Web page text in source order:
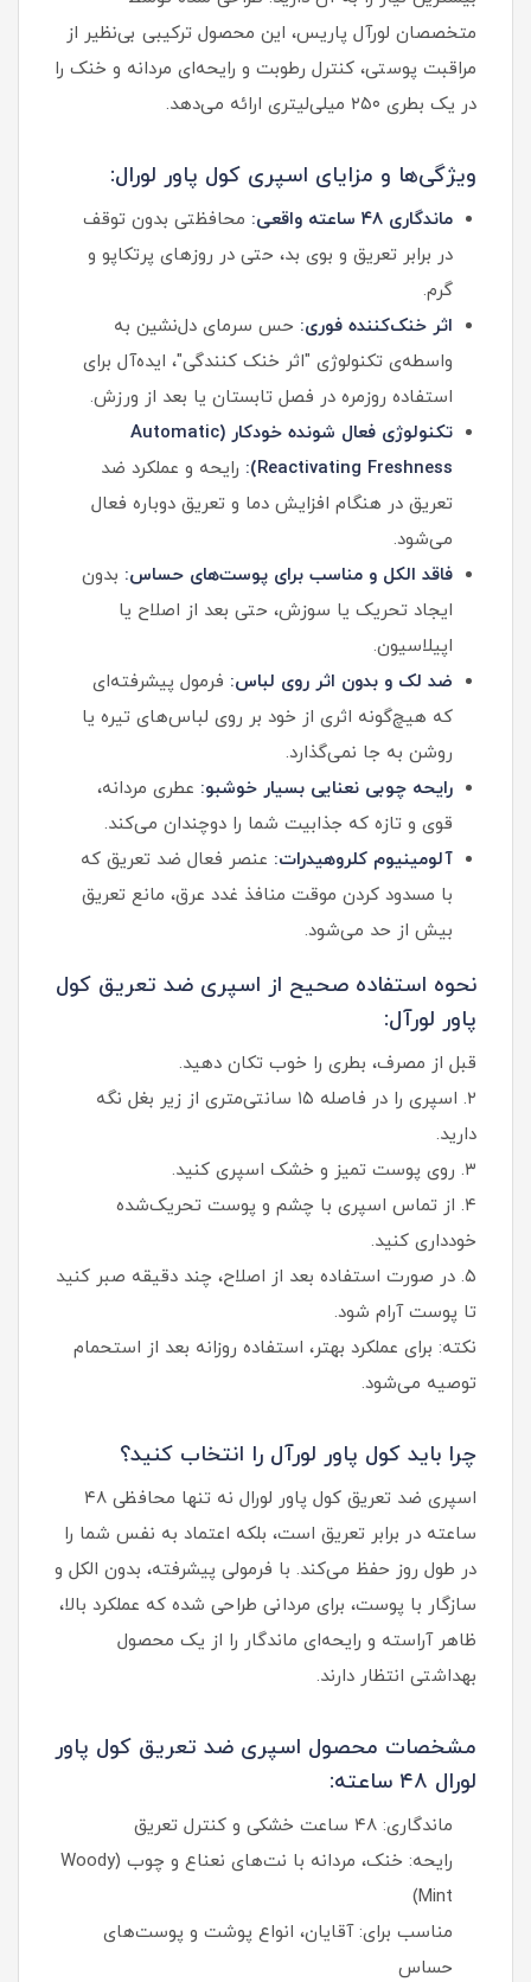
متخصصان لورآل پاریس، این محصول ترکیبی بی‌نظیر از
مراقبت پوستی، کنترل رطوبت و رایحه‌ای مردانه و خنک را
در یک بطری ۲۵۰ میلی‌لیتری ارائه می‌دهد.
ویژگی‌ها و مزایای اسپری کول پاور لورال:
ماندگاری ۴۸ ساعته واقعی:
محافظتی بدون توقف
در برابر تعریق و بوی بد، حتی در روزهای پرتکاپو و
گرم.
اثر خنک‌کننده فوری: حس سرمای دل‌نشین به
واسطه‌ی تکنولوژی "اثر خنک کنندگی"، ایده‌آل برای
استفاده روزمره در فصل تابستان یا بعد از ورزش.
تکنولوژی فعال شونده خودکار (Automatic
Reactivating Freshness):
رایحه و عملکرد ضد
تعریق در هنگام افزایش دما و تعریق دوباره فعال
می‌شود.
فاقد الکل و مناسب برای پوست‌های حساس: بدون
ایجاد تحریک یا سوزش، حتی بعد از اصلاح یا
اپیلاسیون.
ضد لک و بدون اثر روی لباس: فرمول پیشرفته‌ای
که هیچ‌گونه اثری از خود بر روی لباس‌های تیره یا
روشن به جا نمی‌گذارد.
رایحه چوبی نعنایی بسیار خوشبو: عطری مردانه،
قوی و تازه که جذابیت شما را دوچندان می‌کند.
آلومینیوم کلروهیدرات: عنصر فعال ضد تعریق که
با مسدود کردن موقت منافذ غدد عرق، مانع تعریق
بیش از حد می‌شود.
نحوه استفاده صحیح از اسپری ضد تعریق کول
پاور لورآل:
قبل از مصرف، بطری را خوب تکان دهید.
۲. اسپری را در فاصله ۱۵ سانتی‌متری از زیر بغل نگه
دارید.
۳. روی پوست تمیز و خشک اسپری کنید.
۴. از تماس اسپری با چشم و پوست تحریک‌شده
خودداری کنید.
۵. در صورت استفاده بعد از اصلاح، چند دقیقه صبر کنید
تا پوست آرام شود.
نکته: برای عملکرد بهتر، استفاده روزانه بعد از استحمام
توصیه می‌شود.
چرا باید کول پاور لورآل را انتخاب کنید؟
اسپری ضد تعریق کول پاور لورال نه‌ تنها محافظی ۴۸
ساعته در برابر تعریق است، بلکه اعتماد به نفس شما را
در طول روز حفظ می‌کند. با فرمولی پیشرفته، بدون الکل و
سازگار با پوست، برای مردانی طراحی شده که عملکرد بالا،
ظاهر آراسته و رایحه‌ای ماندگار را از یک محصول
بهداشتی انتظار دارند.
مشخصات محصول اسپری ضد تعریق کول پاور
لورال ۴۸ ساعته:
ماندگاری: ۴۸ ساعت خشکی و کنترل تعریق
رایحه: خنک، مردانه با نت‌های نعناع و چوب (Woody
Mint)
مناسب برای: آقایان، انواع پوشت و پوست‌های
حساس